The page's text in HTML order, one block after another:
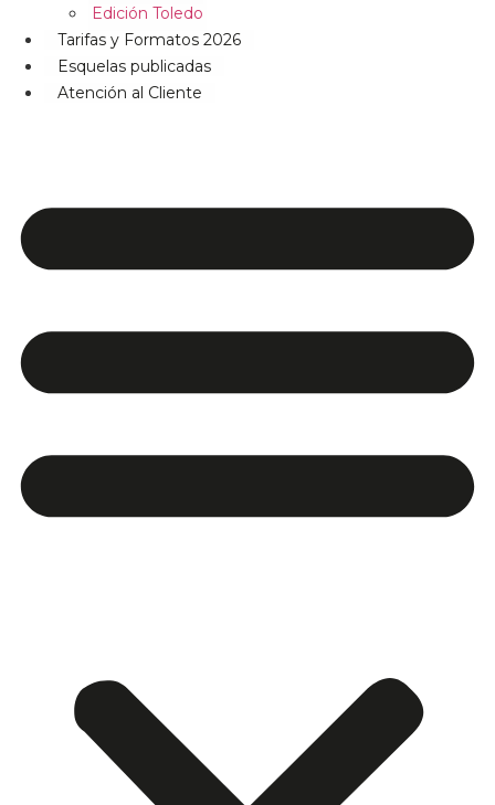
Edición Toledo
Tarifas y Formatos 2026
Esquelas publicadas
Atención al Cliente